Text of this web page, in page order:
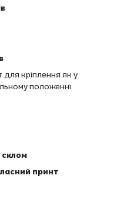
кріплення як у
положенні.
склом
принт